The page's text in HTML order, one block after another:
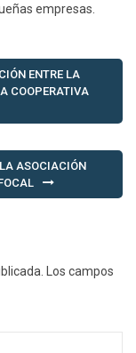
empresas.
ENTRE LA
COOPERATIVA
ASOCIACIÓN
Los campos